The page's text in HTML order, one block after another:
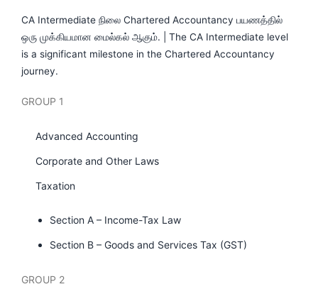
CA Intermediate நிலை Chartered Accountancy பயணத்தில்
ஒரு முக்கியமான மைல்கல் ஆகும். | The CA Intermediate level
is a significant milestone in the Chartered Accountancy
journey.
GROUP 1
Advanced Accounting
Corporate and Other Laws
Taxation
Section A – Income-Tax Law
Section B – Goods and Services Tax (GST)
GROUP 2